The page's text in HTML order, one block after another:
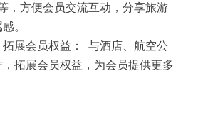
，方便会员交流互动，分享旅游
。
拓展会员权益： 与酒店、航空公
拓展会员权益，为会员提供更多